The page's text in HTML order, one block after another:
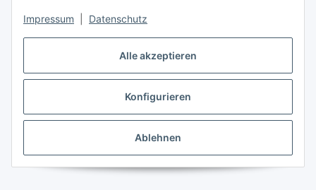
Alle akzeptieren
Konfigurieren
Ablehnen
Impressum Datenschutz